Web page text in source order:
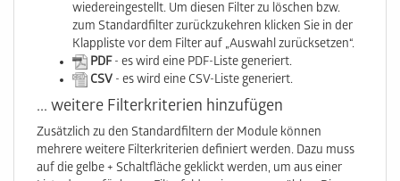
wiedereingestellt. Um diesen Filter zu löschen bzw.
zum Standardfilter zurückzukehren klicken Sie in der
Klappliste vor dem Filter auf „Auswahl zurücksetzen“.
PDF- es wird eine PDF-Liste generiert.
CSV- es wird eine CSV-Liste generiert.
... weitere Filterkriterien hinzufügen
Zusätzlich zu den Standardfiltern der Module können
mehrere weitere Filterkriterien definiert werden. Dazu muss
auf die gelbe + Schaltfläche geklickt werden, um aus einer